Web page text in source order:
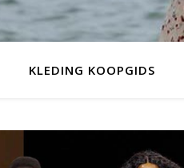
KLEDING KOOPGIDS